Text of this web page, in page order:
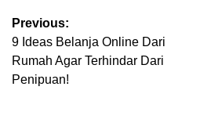
Previous:
9 Ideas Belanja Online Dari
Rumah Agar Terhindar Dari
Penipuan!